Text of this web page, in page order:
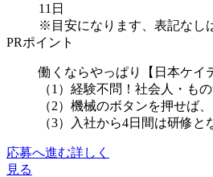
11日
※目安になります、表記なし
PRポイント
働くならやっぱり【日本ケイ
（1）経験不問！社会人・も
（2）機械のボタンを押せば
（3）入社から4日間は研修
応募へ進む詳しく
見る